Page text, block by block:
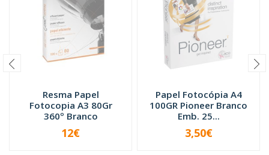
Resma Papel
Fotocopia A3 80Gr
360º Branco
INDISPONÍVEL
12€
Papel Fotocópia A4
100GR Pioneer Branco
Emb. 25...
INDISPONÍVEL
3,50€